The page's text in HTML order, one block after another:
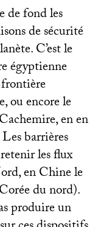
de fond les
de sécurité
C’est le
égyptienne
ou encore le
en en
barrières
les flux
en Chine le
du nord).
produire un